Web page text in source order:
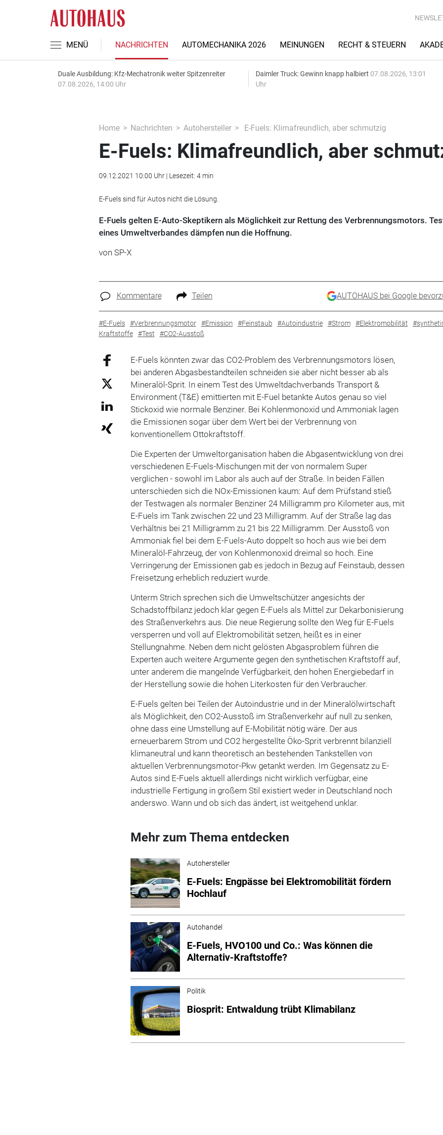
MENÜ NACHRICHTEN AUTOMECHANIKA 2026 MEINUNGEN RECHT & STEUERN
Duale Ausbildung: Kfz-Mechatronik weiter Spitzenreiter
07.08.2026, 14:00 Uhr
Daimler Truck: Gewinn knapp halbiert 07.08.2026, 13:01
Uhr
Home Nachrichten Autohersteller E-Fuels: Klimafreundlich, aber schmutzig
E-Fuels: Klimafreundlich, aber
09.12.2021 10:00 Uhr | Lesezeit: 4 min
E-Fuels sind für Autos nicht die Lösung.
E-Fuels gelten E-Auto-Skeptikern als Möglichkeit zur Rettung des Verbrennungsmotors.
eines Umweltverbandes dämpfen nun die Hoffnung.
von SP-X
Kommentare Teilen AUTOHAUS bei Google
#E-Fuels #Verbrennungsmotor #Emission #Feinstaub #Autoindustrie #Strom #Elektromobilität
Kraftstoffe
#Test #CO2-Ausstoß
E-Fuels könnten zwar das CO2-Problem des Verbrennungsmotors lösen,
bei anderen Abgasbestandteilen schneiden sie aber nicht besser ab als
Mineralöl-Sprit. In einem Test des Umweltdachverbands Transport &
Environment (T&E) emittierten mit E-Fuel betankte Autos genau so viel
Stickoxid wie normale Benziner. Bei Kohlenmonoxid und Ammoniak lagen
die Emissionen sogar über dem Wert bei der Verbrennung von
konventionellem Ottokraftstoff.
Die Experten der Umweltorganisation haben die Abgasentwicklung von drei
verschiedenen E-Fuels-Mischungen mit der von normalem Super
verglichen - sowohl im Labor als auch auf der Straße. In beiden Fällen
unterschieden sich die NOx-Emissionen kaum: Auf dem Prüfstand stieß
der Testwagen als normaler Benziner 24 Milligramm pro Kilometer aus, mit
E-Fuels im Tank zwischen 22 und 23 Milligramm. Auf der Straße lag das
Verhältnis bei 21 Milligramm zu 21 bis 22 Milligramm. Der Ausstoß von
Ammoniak fiel bei dem E-Fuels-Auto doppelt so hoch aus wie bei dem
Mineralöl-Fahrzeug, der von Kohlenmonoxid dreimal so hoch. Eine
Verringerung der Emissionen gab es jedoch in Bezug auf Feinstaub, dessen
Freisetzung erheblich reduziert wurde.
Unterm Strich sprechen sich die Umweltschützer angesichts der
Schadstoffbilanz jedoch klar gegen E-Fuels als Mittel zur Dekarbonisierung
des Straßenverkehrs aus. Die neue Regierung sollte den Weg für E-Fuels
versperren und voll auf Elektromobilität setzen, heißt es in einer
Stellungnahme. Neben dem nicht gelösten Abgasproblem führen die
Experten auch weitere Argumente gegen den synthetischen Kraftstoff auf,
unter anderem die mangelnde Verfügbarkeit, den hohen Energiebedarf in
der Herstellung sowie die hohen Literkosten für den Verbraucher.
E-Fuels gelten bei Teilen der Autoindustrie und in der Mineralölwirtschaft
als Möglichkeit, den CO2-Ausstoß im Straßenverkehr auf null zu senken,
ohne dass eine Umstellung auf E-Mobilität nötig wäre. Der aus
erneuerbarem Strom und CO2 hergestellte Öko-Sprit verbrennt bilanziell
klimaneutral und kann theoretisch an bestehenden Tankstellen von
aktuellen Verbrennungsmotor-Pkw getankt werden. Im Gegensatz zu E-
Autos sind E-Fuels aktuell allerdings nicht wirklich verfügbar, eine
industrielle Fertigung in großem Stil existiert weder in Deutschland noch
anderswo. Wann und ob sich das ändert, ist weitgehend unklar.
Mehr zum Thema entdecken
Autohersteller
E-Fuels: Engpässe bei Elektromobilität fördern
Hochlauf
Autohandel
E-Fuels, HVO100 und Co.: Was können die
Alternativ-Kraftstoffe?
Politik
Biosprit: Entwaldung trübt Klimabilanz